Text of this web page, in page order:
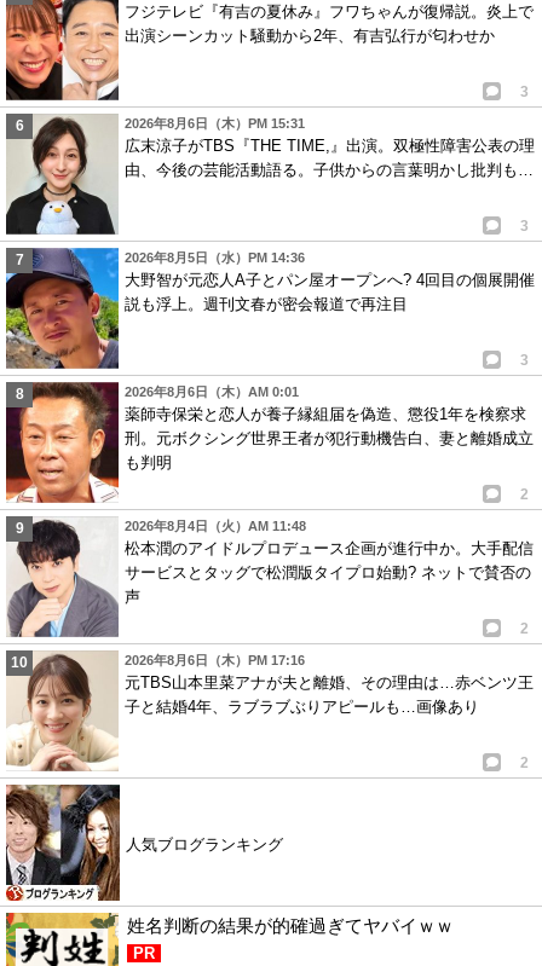
フジテレビ『有吉の夏休み』フワちゃんが復帰説。炎上で
出演シーンカット騒動から2年、有吉弘行が匂わせか
3
2026年8月6日（木）PM 15:31
広末涼子がTBS『THE TIME,』出演。双極性障害公表の理
由、今後の芸能活動語る。子供からの言葉明かし批判も…
3
2026年8月5日（水）PM 14:36
大野智が元恋人A子とパン屋オープンへ? 4回目の個展開催
説も浮上。週刊文春が密会報道で再注目
3
2026年8月6日（木）AM 0:01
薬師寺保栄と恋人が養子縁組届を偽造、懲役1年を検察求
刑。元ボクシング世界王者が犯行動機告白、妻と離婚成立
も判明
2
2026年8月4日（火）AM 11:48
松本潤のアイドルプロデュース企画が進行中か。大手配信
サービスとタッグで松潤版タイプロ始動? ネットで賛否の
声
2
2026年8月6日（木）PM 17:16
元TBS山本里菜アナが夫と離婚、その理由は…赤ベンツ王
子と結婚4年、ラブラブぶりアピールも…画像あり
2
人気ブログランキング
姓名判断の結果が的確過ぎてヤバイｗｗ
PR